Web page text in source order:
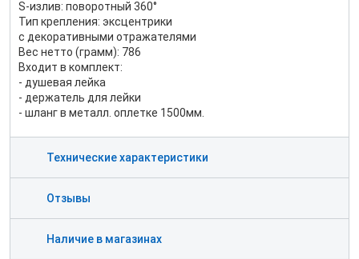
S-излив: поворотный 360°
Тип крепления: эксцентрики
с декоративными отражателями
Вес нетто (грамм): 786
Входит в комплект:
- душевая лейка
- держатель для лейки
- шланг в металл. оплетке 1500мм.
Технические характеристики
Отзывы
Наличие в магазинах